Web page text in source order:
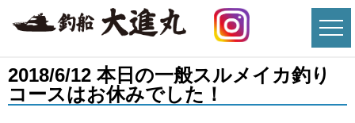
2018/6/12 本日の一般スルメイカ釣り
コースはお休みでした！